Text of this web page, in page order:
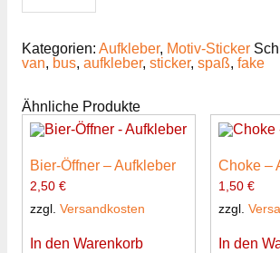
Blender
Menge
Kategorien: Aufkleber, Motiv-Sticker
van, bus, aufkleber, sticker, spaß, fake
Ähnliche Produkte
Bier-Öffner – Aufkleber
2,50 €
zzgl. Versandkosten
In den Warenkorb
Choke –
1,50 €
zzgl.
In den